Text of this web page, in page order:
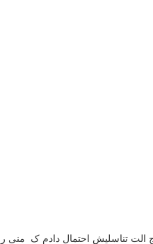
الت تناسلیش احتمال دادم ک منی